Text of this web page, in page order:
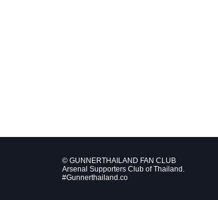
© GUNNERTHAILAND FAN CLUB
Arsenal Supporters Club of Thailand.
#Gunnerthailand.co